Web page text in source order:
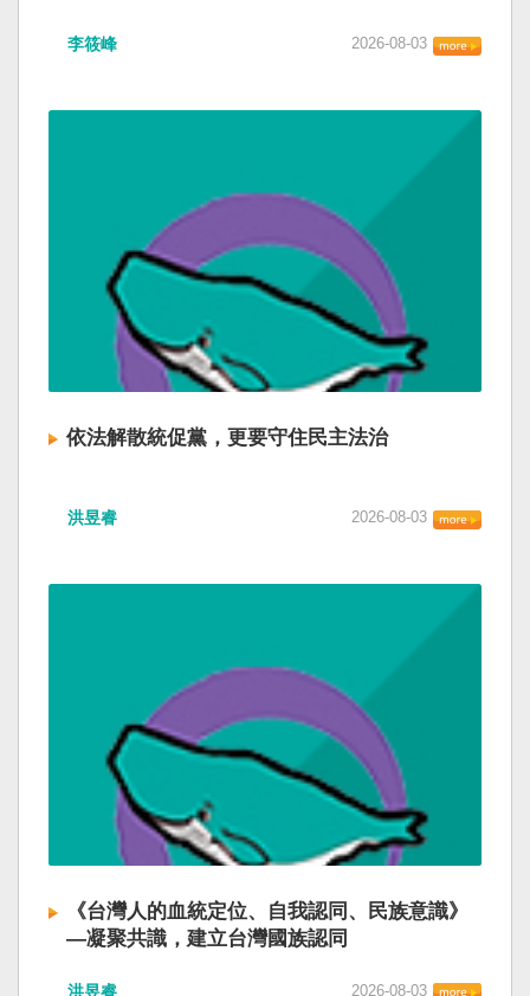
李筱峰 2026-08-03
依法解散統促黨，更要守住民主法治
洪昱睿 2026-08-03
《台灣人的血統定位、自我認同、民族意識》
—凝聚共識，建立台灣國族認同
洪昱睿 2026-08-03